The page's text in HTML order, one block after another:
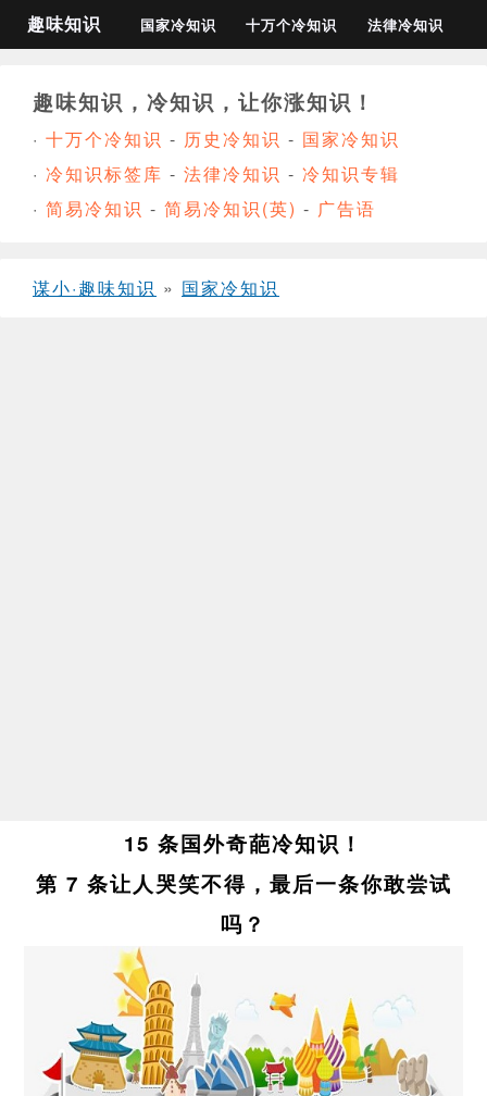
趣味知识 国家冷知识 十万个冷知识 法律冷知识
趣味知识，冷知识，让你涨知识！
· 十万个冷知识 - 历史冷知识 - 国家冷知识
· 冷知识标签库 - 法律冷知识 - 冷知识专辑
· 简易冷知识 - 简易冷知识(英) - 广告语
谋小·趣味知识 » 国家冷知识
15 条国外奇葩冷知识！
第 7 条让人哭笑不得，最后一条你敢尝试
吗？